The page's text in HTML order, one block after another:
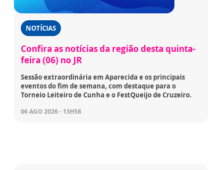
NOTÍCIAS
Confira as notícias da região desta quinta-
feira (06) no JR
Sessão extraordinária em Aparecida e os principais
eventos do fim de semana, com destaque para o
Torneio Leiteiro de Cunha e o FestQueijo de Cruzeiro.
06 AGO 2026 - 13H58